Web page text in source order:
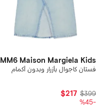
MM6 Maison Margiela Kids
فستان كاجوال بأزرار وبدون أكمام
$399
$217
-%45